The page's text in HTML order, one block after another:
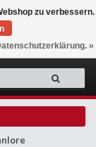
0
zu verbessern.
»